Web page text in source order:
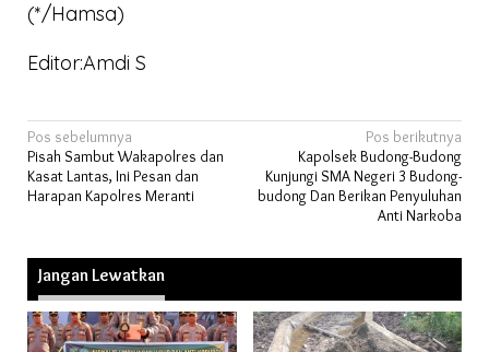
(*/Hamsa)
Editor:Amdi S
Navigasi
pos
Pos sebelumnya
Pisah Sambut Wakapolres dan
Kasat Lantas, Ini Pesan dan
Harapan Kapolres Meranti
Pos berikutnya
Kapolsek Budong-Budong
Kunjungi SMA Negeri 3 Budong-
budong Dan Berikan Penyuluhan
Anti Narkoba
Jangan Lewatkan